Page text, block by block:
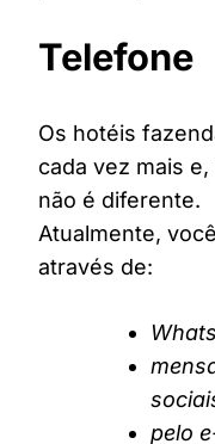
Telefone
Os hotéis
cada vez mais
não é diferente.
Atualmente,
através de:
pelo